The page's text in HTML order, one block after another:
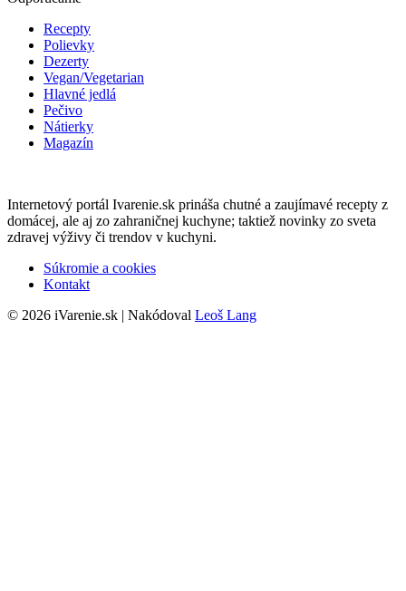
Recepty
Polievky
Dezerty
Vegan/Vegetarian
Hlavné jedlá
Pečivo
Nátierky
Magazín
Internetový portál Ivarenie.sk prináša chutné a zaujímavé recepty z
domácej, ale aj zo zahraničnej kuchyne; taktiež novinky zo sveta
zdravej výživy či trendov v kuchyni.
Súkromie a cookies
Kontakt
© 2026 iVarenie.sk | Nakódoval Leoš Lang